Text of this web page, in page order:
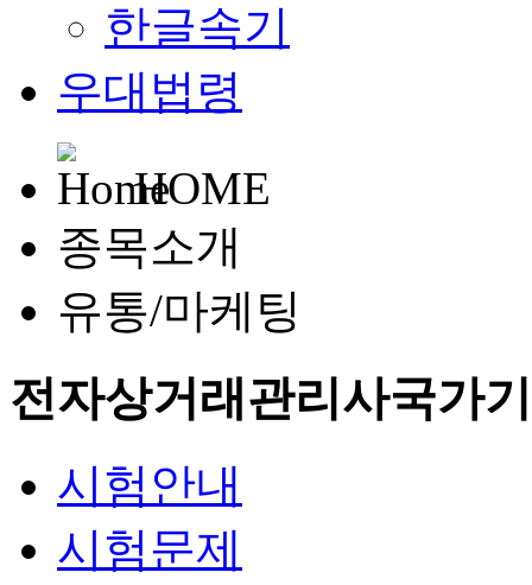
한글속기
우대법령
HOME
종목소개
유통/마케팅
전자상거래관리사국가
시험안내
시험문제